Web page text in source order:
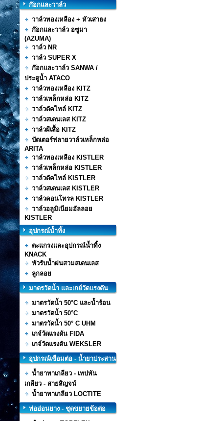
ก๊อกและวาล์ว
วาล์วทองเหลือง + หัวเสาธง
ก๊อกและวาล์ว อซูมา
(AZUMA)
วาล์ว NR
วาล์ว SUPER X
ก๊อกและวาล์ว SANWA /
ประตูน้ำ ATACO
วาล์วทองเหลือง KITZ
วาล์วเหล็กหล่อ KITZ
วาล์วดัคไทล์ KITZ
วาล์วสเตนเลส KITZ
วาล์วผีเสื้อ KITZ
บัตเตอร์ฟลายวาล์วเหล็กหล่อ
ARITA
วาล์วทองเหลือง KISTLER
วาล์วเหล็กหล่อ KISTLER
วาล์วดัคไทล์ KISTLER
วาล์วสเตนเลส KISTLER
วาล์วคอนโทรล KISTLER
วาล์วอลูมิเนียมอัลลอย
KISTLER
อุปกรณ์น้ำทิ้ง
ตะแกรงและอุปกรณ์น้ำทิ้ง
KNACK
หัวรับน้ำฝนสวมสเตนเลส
ลูกลอย
มาตรวัดน้ำ และเกย์วัดแรงดัน
มาตรวัดน้ำ 50°C และน้ำร้อน
มาตรวัดน้ำ 50°C
มาตรวัดน้ำ 50° C UHM
เกจ์วัดแรงดัน FIDA
เกจ์วัดแรงดัน WEKSLER
อุปกรณ์เชื่อมต่อ - น้ำยาประสาน
ท่อน้ำยาทาเกลียว - เทปพัน
เกลียว - สายสิญจน์
น้ำยาทาเกลียว LOCTITE
ท่ออ่อนยาง - ชุดขยายข้อต่อ